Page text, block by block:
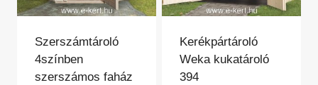
ki
Szerszámtároló
4színben
szerszámos faház
Kerékpártároló
Weka kukatároló
394